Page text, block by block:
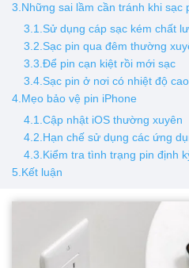
3.Những sai lầm cần tránh khi sạc
3.1.Sử dụng cáp sạc kém chất
3.2.Sạc pin qua đêm thường
3.3.Để pin cạn kiệt rồi mới sạc
3.4.Sạc pin ở nơi có nhiệt độ cao
4.Mẹo bảo vệ pin iPhone
4.1.Cập nhật iOS thường xuyên
4.2.Hạn chế sử dụng các ứng
4.3.Kiểm tra tình trạng pin định
5.Kết luận